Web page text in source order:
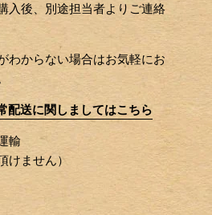
入後、別途担当者よりご連絡
わからない場合はお気軽にお
配送に関しましてはこちら
輸
けません）